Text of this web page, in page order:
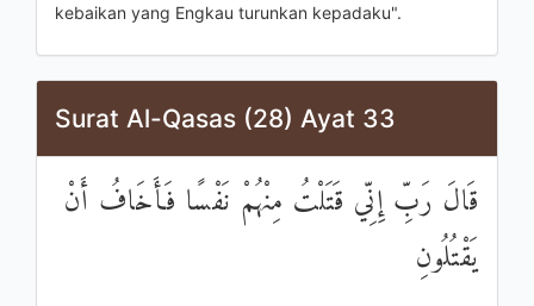
kebaikan yang Engkau turunkan kepadaku".
Surat Al-Qasas (28) Ayat 33
قَالَ رَبِّ إِنِّي قَتَلْتُ مِنْهُمْ نَفْسًا فَأَخَافُ أَنْ
يَقْتُلُونِ